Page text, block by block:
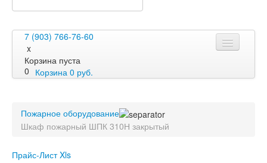
7 (903) 766-76-60
x
Корзина пуста
0 Корзина 0 руб.
Перезарядка
Перезарядка ОП
Перезарядка ОВП
Пожарное оборудование
Шкаф пожарный ШПК 310Н закрытый
Прайс-Лист Xls